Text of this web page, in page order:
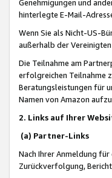
Genehmigungen und
hinterlegte E-Mail-
Wenn Sie als Nicht-US-
außerhalb der
Die Teilnahme am
erfolgreichen Teilnahme
Beratungsleistungen für
Namen von Amazon
2. Links auf Ihrer
(a) Partner-Links
Nach Ihrer Anmeldung
Zurückverfolgung,